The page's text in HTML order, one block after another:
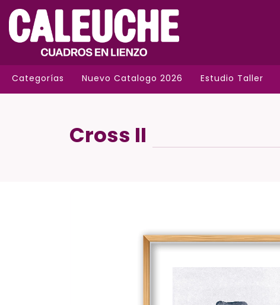
Categorías Nuevo Catalogo 2026 Estudio Taller
Cross II